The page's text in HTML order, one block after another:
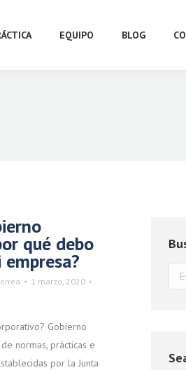
EQUIPO BLOG
qué debo
1 marzo, 2020
Gobierno
normas, prácticas e
por la Junta